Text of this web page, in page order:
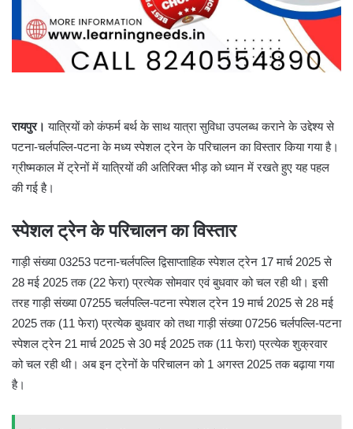
रायपुर। यात्रियों को कंफर्म बर्थ के साथ यात्रा सुविधा उपलब्ध कराने के उद्देश्य से
पटना-चर्लपल्लि-पटना के मध्य स्पेशल ट्रेन के परिचालन का विस्तार किया गया है।
ग्रीष्मकाल में ट्रेनों में यात्रियों की अतिरिक्त भीड़ को ध्यान में रखते हुए यह पहल
की गई है।
स्पेशल ट्रेन के परिचालन का विस्तार
गाड़ी संख्या 03253 पटना-चर्लपल्लि द्विसाप्ताहिक स्पेशल ट्रेन 17 मार्च 2025 से
28 मई 2025 तक (22 फेरा) प्रत्येक सोमवार एवं बुधवार को चल रही थी। इसी
तरह गाड़ी संख्या 07255 चर्लपल्लि-पटना स्पेशल ट्रेन 19 मार्च 2025 से 28 मई
2025 तक (11 फेरा) प्रत्येक बुधवार को तथा गाड़ी संख्या 07256 चर्लपल्लि-पटना
स्पेशल ट्रेन 21 मार्च 2025 से 30 मई 2025 तक (11 फेरा) प्रत्येक शुक्रवार
को चल रही थी। अब इन ट्रेनों के परिचालन को 1 अगस्त 2025 तक बढ़ाया गया
है।